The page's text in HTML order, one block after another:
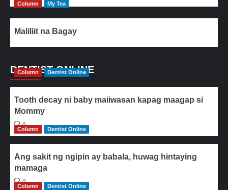
Column My Tea
Maliliit na Bagay
DENTIST ONLINE
Column Dentist Online
Tooth decay ni baby maiiwasan kapag maagap si
Mommy
0
Column
Dentist Online
Ang sakit ng ngipin ay babala, huwag hintaying
mamaga
0
Column
Dentist Online